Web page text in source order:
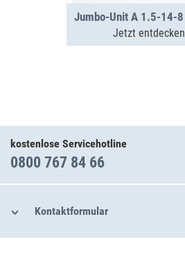
Jetzt entdecken
kostenlose Servicehotline
0800 767 84 66
Kontaktformular